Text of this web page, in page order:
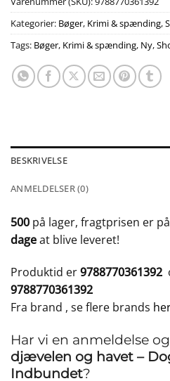
Kategorier: Bøger, Krimi & spænding,
Tags: Bøger, Krimi & spænding, Ny,
BESKRIVELSE
ANMELDELSER (0)
500 på lager, fragtprisen er på
dageat blive leveret!
Produktid er9788770361392
9788770361392
Fra brand , se flere brands
Har vi en anmeldelse
djævelen og havet –
Indbundet?